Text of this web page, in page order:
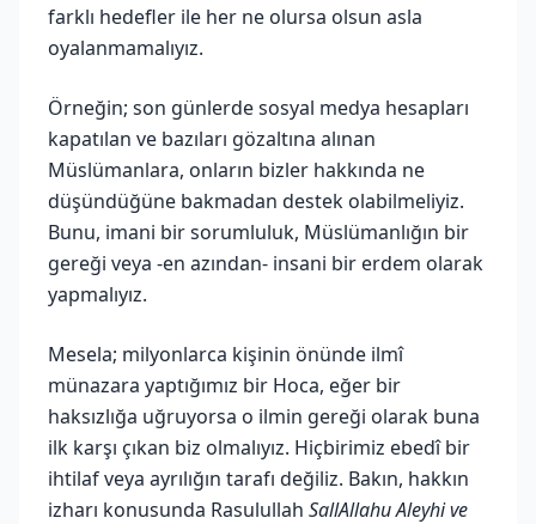
farklı hedefler ile her ne olursa olsun asla
oyalanmamalıyız.
Örneğin; son günlerde sosyal medya hesapları
kapatılan ve bazıları gözaltına alınan
Müslümanlara, onların bizler hakkında ne
düşündüğüne bakmadan destek olabilmeliyiz.
Bunu, imani bir sorumluluk, Müslümanlığın bir
gereği veya -en azından- insani bir erdem olarak
yapmalıyız.
Mesela; milyonlarca kişinin önünde ilmî
münazara yaptığımız bir Hoca, eğer bir
haksızlığa uğruyorsa o ilmin gereği olarak buna
ilk karşı çıkan biz olmalıyız. Hiçbirimiz ebedî bir
ihtilaf veya ayrılığın tarafı değiliz. Bakın, hakkın
izharı konusunda Rasulullah SallAllahu Aleyhi ve